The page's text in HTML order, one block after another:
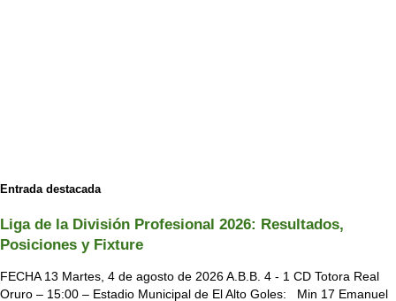
Entrada destacada
Liga de la División Profesional 2026: Resultados,
Posiciones y Fixture
FECHA 13 Martes, 4 de agosto de 2026 A.B.B. 4 - 1 CD Totora Real
Oruro – 15:00 – Estadio Municipal de El Alto Goles: Min 17 Emanuel